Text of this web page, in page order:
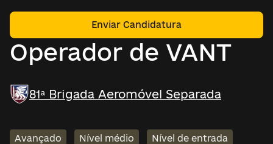
Operador de VANT
Enviar Candidatura
81ª Brigada Aeromóvel Separada
Avançado Nível médio
Nível de entrada